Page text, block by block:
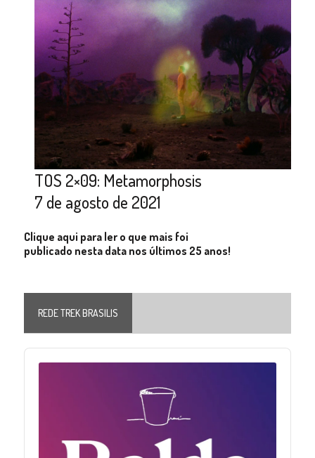
TOS 2×09: Metamorphosis
7 de agosto de 2021
Clique aqui para ler o que mais foi
publicado nesta data nos últimos 25 anos!
REDE TREK BRASILIS
Audio
Player